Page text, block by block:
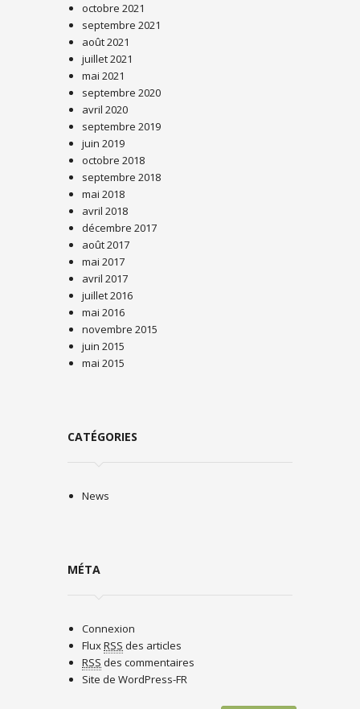
octobre 2021
septembre 2021
août 2021
juillet 2021
mai 2021
septembre 2020
avril 2020
septembre 2019
juin 2019
octobre 2018
septembre 2018
mai 2018
avril 2018
décembre 2017
août 2017
mai 2017
avril 2017
juillet 2016
mai 2016
novembre 2015
juin 2015
mai 2015
CATÉGORIES
News
MÉTA
Connexion
FluxRSS des articles
RSS des commentaires
Site de WordPress-FR